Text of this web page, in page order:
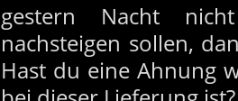
gestern Nacht
nachsteigen sollen,
Hast du eine Ahnung